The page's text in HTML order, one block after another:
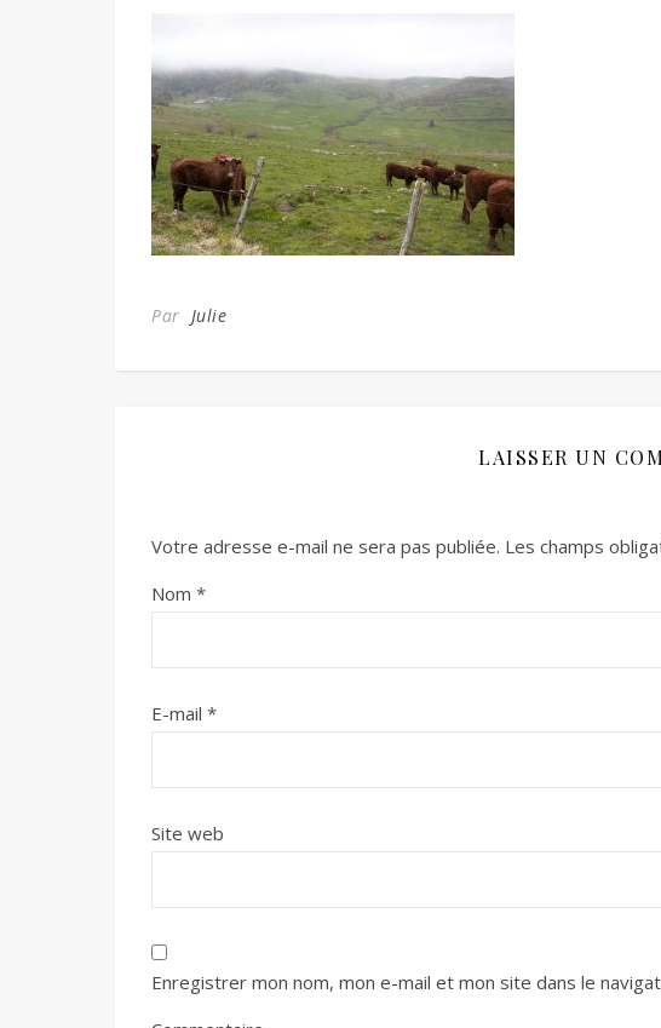
Par Julie
LAISSER UN
Votre adresse e-mail ne sera pas publiée. Les champs
Nom *
E-mail *
Site web
Enregistrer mon nom, mon e-mail et mon site dans le